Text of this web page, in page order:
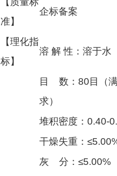
准】
企标备案
【理化指
标】
溶 解 性：溶于水
目 数：80目（
求）
堆积密度：0.40-
干燥失重：
灰 分：≤5.00%